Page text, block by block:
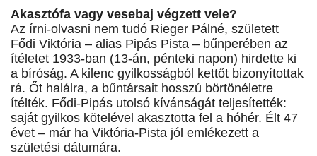
Akasztófa vagy vesebaj végzett vele?
Az írni-olvasni nem tudó Rieger Pálné, született
Fődi Viktória – alias Pipás Pista – bűnperében az
ítéletet 1933-ban (13-án, pénteki napon) hirdette ki
a bíróság. A kilenc gyilkosságból kettőt bizonyítottak
rá. Őt halálra, a bűntársait hosszú börtönéletre
ítélték. Fődi-Pipás utolsó kívánságát teljesítették:
saját gyilkos kötelével akasztotta fel a hóhér. Élt 47
évet – már ha Viktória-Pista jól emlékezett a
születési dátumára.